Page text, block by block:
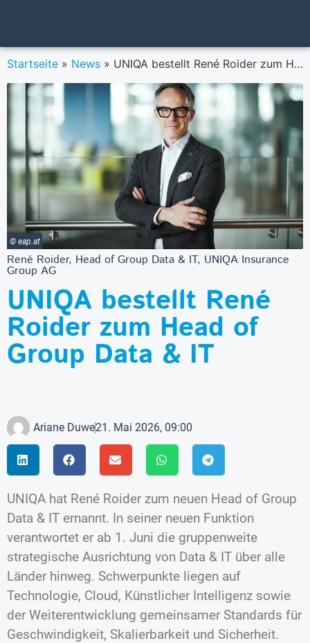
Startseite » News » UNIQA bestellt René Roider zum Head of Group Data & IT
© eap.at
René Roider, Head of Group Data & IT, UNIQA Insurance
Group AG
UNIQA bestellt René
Roider zum Head of
Group Data & IT
Ariane Duwe21. Mai 2026, 09:00
UNIQA hat René Roider zum neuen Head of Group
Data & IT ernannt. In seiner neuen Funktion
verantwortet er ab 1. Juni die gruppenweite
strategische Ausrichtung von Data & IT über alle
Länder hinweg. Schwerpunkte liegen auf
Technologie, Cloud, Künstlicher Intelligenz sowie
der Weiterentwicklung gemeinsamer Standards für
Geschwindigkeit, Skalierbarkeit und Sicherheit.